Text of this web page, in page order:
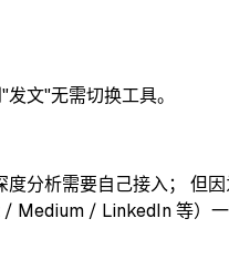
文"无需切换工具。
分析需要自己接入； 但
Medium / LinkedIn 等）